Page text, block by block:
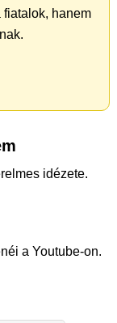
fiatalok, hanem
idézete.
a Youtube-on.